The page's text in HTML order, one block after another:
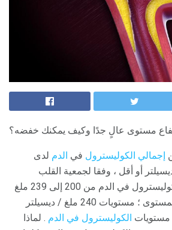
مستوى عالٍ جدًا وكيف يمكنك خفضه؟
إجمالي الكوليسترول في الدم لدى
200 ملغ / ديسيلتر أو أقل ، وفقا لجمعية القلب
الأمريكية. مستويات الكوليسترول في الدم من 200 إلى 239 ملغ
/ ديسيلتر تعتبر عالية المستوى ؛ مستويات 240 ملغ / ديسيلتر
مستويات الكوليسترول في الدم . لماذا